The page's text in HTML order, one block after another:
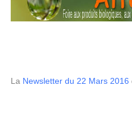
La Newsletter du 22 Mars 2016